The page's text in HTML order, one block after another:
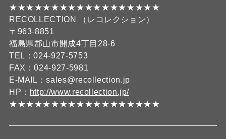
★★★★★★★★★★★★★★★★★★
RECOLLECTION （レコレクション）
〒963-8851
福島県郡山市開成4丁目28-6
TEL：024-927-5753
FAX：024-927-5981
E-MAIL：sales@recollection.jp
HP： http://www.recollection.jp/
★★★★★★★★★★★★★★★★★★